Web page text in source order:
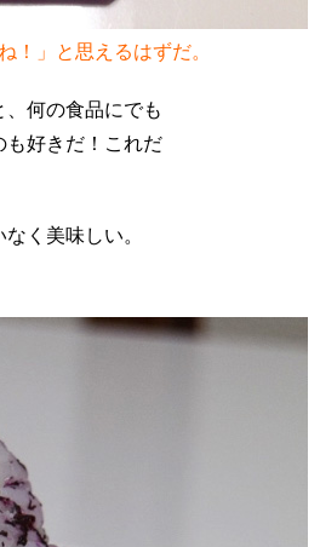
！」と思えるはずだ。
何の食品にでも
も好きだ！これだ